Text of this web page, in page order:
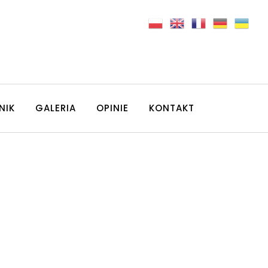
GALERIA OPINIE KONTAKT